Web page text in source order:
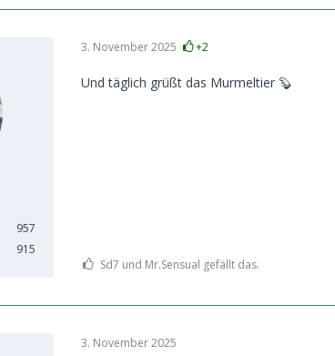
957
915
3. November 2025 +2
Und täglich grüßt das Murmeltier 🦫
Sd7 und Mr.Sensual gefällt das.
3. November 2025